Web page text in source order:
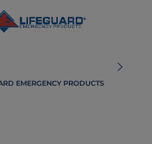
EMERGENCY PRODUCTS